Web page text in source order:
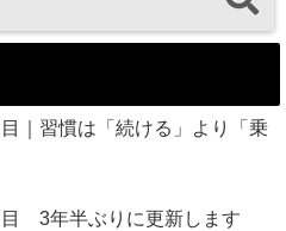
｜習慣は「続ける」より「乗
目 3年半ぶりに更新します